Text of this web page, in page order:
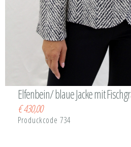
Elfenbein/ blaue Jacke mit
€430,00
Produckcode 734